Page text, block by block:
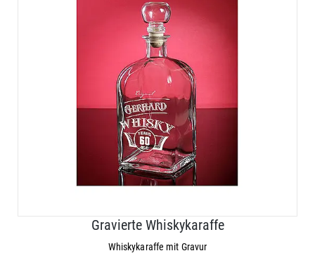
Gravierte Whiskykaraffe
Whiskykaraffe mit Gravur